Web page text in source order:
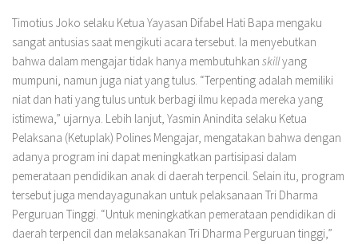
Timotius Joko selaku Ketua Yayasan Difabel Hati Bapa mengaku
sangat antusias saat mengikuti acara tersebut. Ia menyebutkan
bahwa dalam mengajar tidak hanya membutuhkan skillyang
mumpuni, namun juga niat yang tulus. “Terpenting adalah memiliki
niat dan hati yang tulus untuk berbagi ilmu kepada mereka yang
istimewa,” ujarnya. Lebih lanjut, Yasmin Anindita selaku Ketua
Pelaksana (Ketuplak) Polines Mengajar, mengatakan bahwa dengan
adanya program ini dapat meningkatkan partisipasi dalam
pemerataan pendidikan anak di daerah terpencil. Selain itu, program
tersebut juga mendayagunakan untuk pelaksanaan Tri Dharma
Perguruan Tinggi. “Untuk meningkatkan pemerataan pendidikan di
daerah terpencil dan melaksanakan Tri Dharma Perguruan tinggi,”